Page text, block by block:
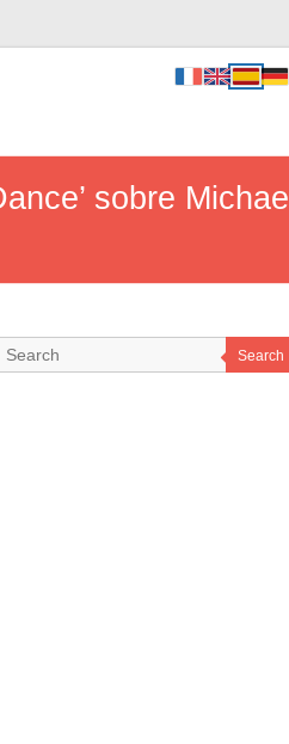
sobre Michael
Search